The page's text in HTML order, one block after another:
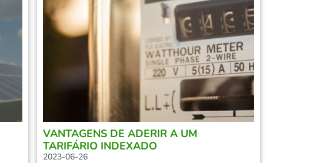
VANTAGENS DE ADERIR A UM
TARIFÁRIO INDEXADO
2023-06-26